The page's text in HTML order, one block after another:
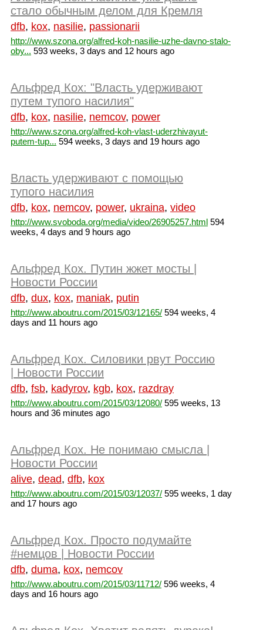
стало обычным делом для Кремля
dfb, kox, nasilie, passionarii
http://www.szona.org/alfred-koh-nasilie-uzhe-davno-stalo-
oby... 593 weeks, 3 days and 12 hours ago
Альфред Кох: "Власть удерживают
путем тупого насилия"
dfb, kox, nasilie, nemcov, power
http://www.szona.org/alfred-koh-vlast-uderzhivayut-
putem-tup... 594 weeks, 3 days and 19 hours ago
Власть удерживают с помощью
тупого насилия
dfb, kox, nemcov, power, ukraina, video
http://www.svoboda.org/media/video/26905257.html 594
weeks, 4 days and 9 hours ago
Альфред Кох. Путин жжет мосты |
Новости России
dfb, dux, kox, maniak, putin
http://www.aboutru.com/2015/03/12165/ 594 weeks, 4
days and 11 hours ago
Альфред Кох. Силовики рвут Россию
| Новости России
dfb, fsb, kadyrov, kgb, kox, razdray
http://www.aboutru.com/2015/03/12080/ 595 weeks, 13
hours and 36 minutes ago
Альфред Кох. Не понимаю смысла |
Новости России
alive, dead, dfb, kox
http://www.aboutru.com/2015/03/12037/ 595 weeks, 1 day
and 17 hours ago
Альфред Кох. Просто подумайте
#немцов | Новости России
dfb, duma, kox, nemcov
http://www.aboutru.com/2015/03/11712/ 596 weeks, 4
days and 16 hours ago